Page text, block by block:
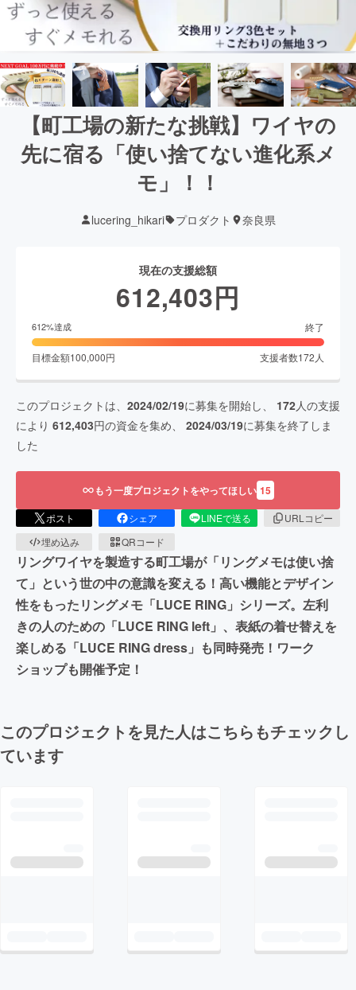
【町工場の新たな挑戦】ワイヤの
先に宿る「使い捨てない進化系メ
モ」！！
lucering_hikari プロダクト 奈良県
現在の支援総額
612,403円
612%達成 終了
目標金額100,000円 支援者数172 人
このプロジェクトは、 2024/02/19に募集を開始し、 172人の支援
により 612,403円の資金を集め、 2024/03/19に募集を終了しま
した
もう一度プロジェクトをやってほしい 15
ポスト シェア LINEで送る
URLコピー
埋め込み
QRコード
リングワイヤを製造する町工場が「リングメモは使い捨
て」という世の中の意識を変える！高い機能とデザイン
性をもったリングメモ「LUCE RING」シリーズ。左利
きの人のための「LUCE RING left」、表紙の着せ替えを
楽しめる「LUCE RING dress」も同時発売！ワーク
ショップも開催予定！
このプロジェクトを見た人はこちらもチェックし
ています